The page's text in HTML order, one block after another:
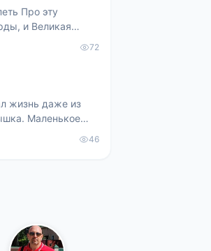
Про эту
и Великая
72
жизнь даже из
Маленькое
46